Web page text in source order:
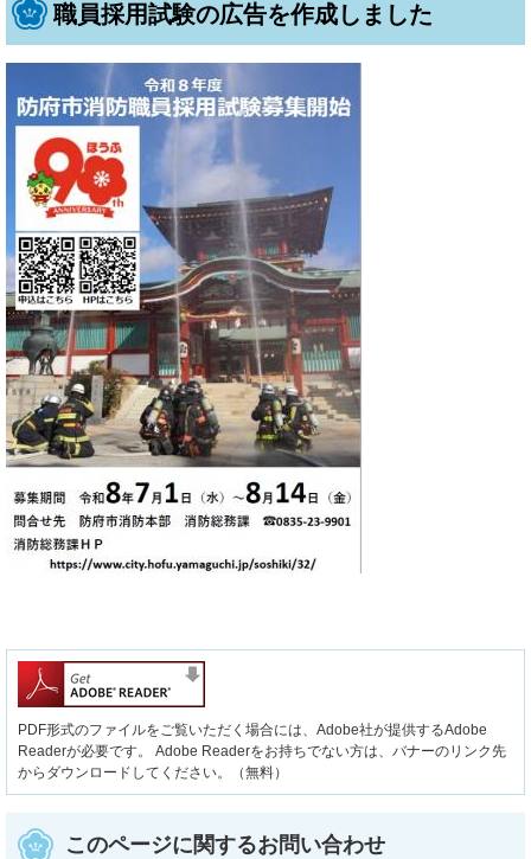
職員採用試験の広告を作成しました
PDF形式のファイルをご覧いただく場合には、Adobe社が提供するAdobe
Readerが必要です。
Adobe Readerをお持ちでない方は、バナーのリンク先
からダウンロードしてください。（無料）
このページに関するお問い合わせ